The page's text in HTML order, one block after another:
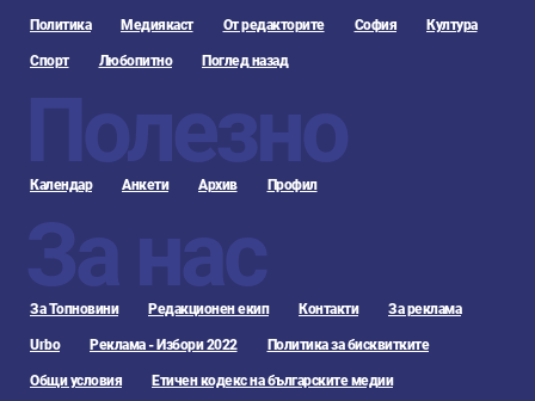
Политика Медиякаст От редакторите София Култура
Спорт Любопитно Поглед назад
Полезно
Календар Анкети Архив Профил
За нас
За Топновини Редакционен екип Контакти За реклама
Urbo Реклама - Избори 2022 Политика за бисквитките
Общи условия Етичен кодекс на българските медии